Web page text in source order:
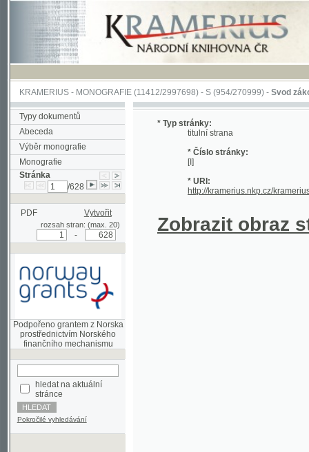
KRAMERIUS-MONOGRAFIE(11412/2997698) -S (954/270999)-Svod zákonův
Typy dokumentů
Abeceda
Výběr monografie
Monografie
Stránka
/628
PDF Vytvořit
rozsah stran: (max. 20)
Podpořeno grantem z Norska
prostřednictvím Norského
hledat na aktuální
stránce
Pokročilé vyhledávání
* Typ stránky:
titulní strana
* Číslo stránky:
* URI: